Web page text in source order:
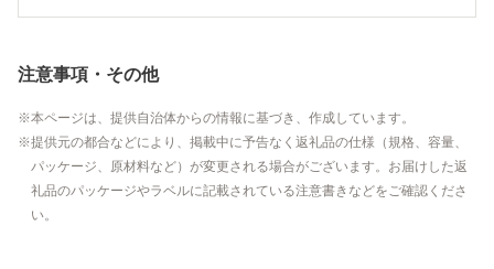
注意事項・その他
本ページは、提供自治体からの情報に基づき、作成しています。
提供元の都合などにより、掲載中に予告なく返礼品の仕様（規格、容量、
パッケージ、原材料など）が変更される場合がございます。お届けした返
礼品のパッケージやラベルに記載されている注意書きなどをご確認くださ
い。